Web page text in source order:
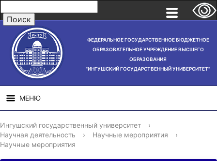
ФЕДЕРАЛЬНОЕ ГОСУДАРСТВЕННОЕ БЮДЖЕТНОЕ
ОБРАЗОВАТЕЛЬНОЕ УЧРЕЖДЕНИЕ ВЫСШЕГО
ОБРАЗОВАНИЯ
"ИНГУШСКИЙ ГОСУДАРСТВЕННЫЙ УНИВЕРСИТЕТ"
МЕНЮ
СВЕДЕНИЯ ОБ
ОБРАЗОВАТЕЛЬНОЙ
ОРГАНИЗАЦИИ
НАУЧНАЯ
ДЕЯТЕЛЬНОСТЬ
Ингушский государственный университет
›
Научная деятельность
› Научные мероприятия
›
Научные мероприятия